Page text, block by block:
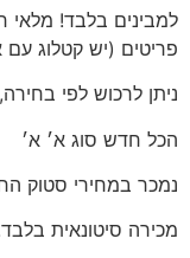
למבינים בלבד! מלאי
פריטים (יש קטלוג עם
ניתן לרכוש לפי בחירה,
הכל חדש סוג א׳ א׳
נמכר במחירי סטוק החל מ- 0.33 ש״ח
מכירה סיטונאית